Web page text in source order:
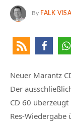
By FALK
Neuer Marantz
Der
CD 60
Res-Wiedergabe